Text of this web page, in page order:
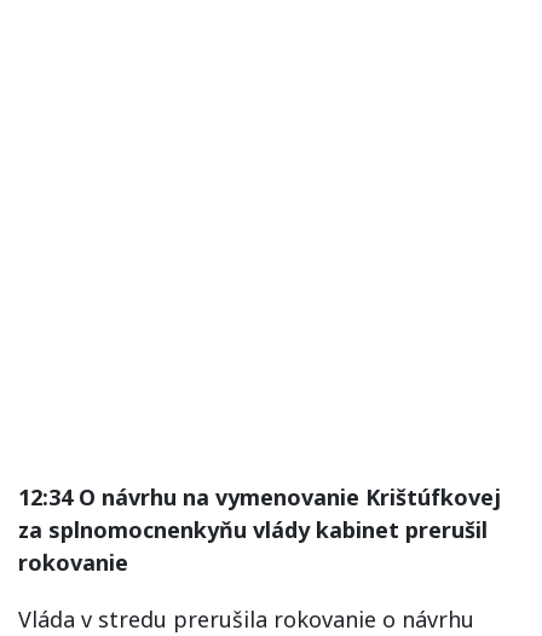
12:34 O návrhu na vymenovanie Krištúfkovej
za splnomocnenkyňu vlády kabinet prerušil
rokovanie
Vláda v stredu prerušila rokovanie o návrhu